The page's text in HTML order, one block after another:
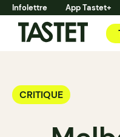
Infolettre App Tastet+
CRITIQUE